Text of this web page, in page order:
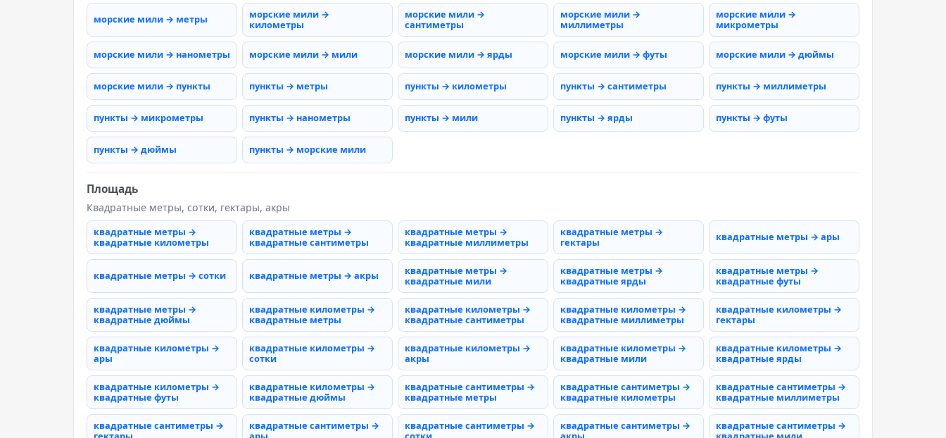
морские мили → метры
морские мили →
километры
морские мили →
сантиметры
морские мили →
миллиметры
морские мили →
микрометры
морские мили → нанометры морские мили → мили морские мили → ярды морские мили → футы морские мили → дюймы
морские мили → пункты пункты → метры пункты → километры пункты → сантиметры пункты → миллиметры
пункты → микрометры пункты → нанометры пункты → мили пункты → ярды пункты → футы
пункты → дюймы пункты → морские мили
Площадь
Квадратные метры, сотки, гектары, акры
квадратные метры →
квадратные километры
квадратные метры →
квадратные сантиметры
квадратные метры →
квадратные миллиметры
квадратные метры →
гектары
квадратные метры → ары
квадратные метры → сотки квадратные метры → акры
квадратные метры →
квадратные мили
квадратные метры →
квадратные ярды
квадратные метры →
квадратные футы
квадратные метры →
квадратные дюймы
квадратные километры →
квадратные метры
квадратные километры →
квадратные сантиметры
квадратные километры →
квадратные миллиметры
квадратные километры →
гектары
квадратные километры →
ары
квадратные километры →
сотки
квадратные километры →
акры
квадратные километры →
квадратные мили
квадратные километры →
квадратные ярды
квадратные километры →
квадратные футы
квадратные километры →
квадратные дюймы
квадратные сантиметры →
квадратные метры
квадратные сантиметры →
квадратные километры
квадратные сантиметры →
квадратные миллиметры
квадратные сантиметры →
квадратные сантиметры →
квадратные сантиметры →
квадратные сантиметры →
квадратные сантиметры →